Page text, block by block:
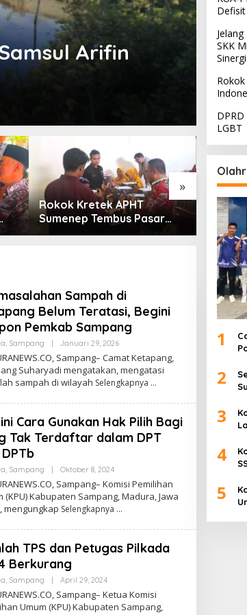
Arifin
»
Rokok Kretek APHT
Sumenep Tembus Pasar
Indonesia Timur
DPRD
Sampah di
Belum Teratasi, Begini
Pemkab Sampang
, Sampang Januari 29, 2026Oleh
Sampang– Camat Ketapang,
Suharyadi mengatakan, mengatasi
sampah di wilayah Selengkapnya
Cara Gunakan Hak Pilih Bagi
Tak Terdaftar dalam DPT
, Sampang Oktober 8, 2024Oleh
Sampang– Komisi Pemilihan
(KPU) Kabupaten Sampang, Madura, Jawa
mengungkap Selengkapnya
TPS dan Petugas Pilkada
Berkurang
, Sampang April 29, 2024Oleh
Sampang– Ketua Komisi
Umum (KPU) Kabupaten Sampang,
SKK
LGBT
1
2
3
4
5